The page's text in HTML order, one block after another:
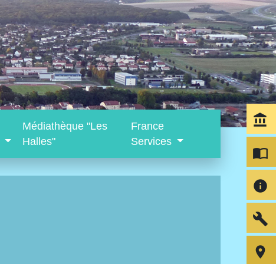
Médiathèque "Les
Halles"
France
Services
account_balance
import_contacts
info
build
room